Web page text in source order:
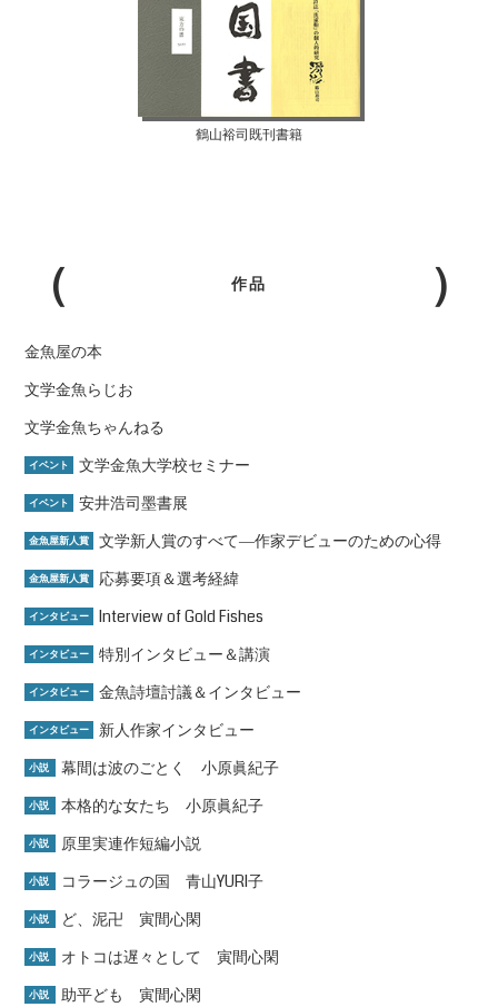
鶴山裕司既刊書籍
作品
金魚屋の本
文学金魚らじお
文学金魚ちゃんねる
イベント 文学金魚大学校セミナー
イベント 安井浩司墨書展
金魚屋新人賞 文学新人賞のすべて―作家デビューのための心得
金魚屋新人賞 応募要項＆選考経緯
インタビュー Interview of Gold Fishes
インタビュー 特別インタビュー＆講演
インタビュー 金魚詩壇討議＆インタビュー
インタビュー 新人作家インタビュー
小説 幕間は波のごとく 小原眞紀子
小説 本格的な女たち 小原眞紀子
小説 原里実連作短編小説
小説 コラージュの国 青山YURI子
小説 ど、泥卍 寅間心閑
小説 オトコは遅々として 寅間心閑
小説 助平ども 寅間心閑